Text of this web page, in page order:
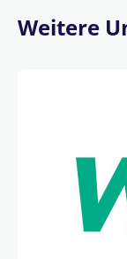
Weitere